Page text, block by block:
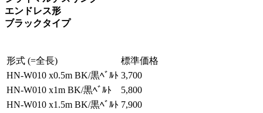
エンドレス形
ブラックタイプ
形式 (=全長)
標準価格
HN-W010 x0.5m BK/黒ﾍﾞﾙﾄ 3,700
HN-W010 x1m BK/黒ﾍﾞﾙﾄ
5,800
HN-W010 x1.5m BK/黒ﾍﾞﾙﾄ 7,900